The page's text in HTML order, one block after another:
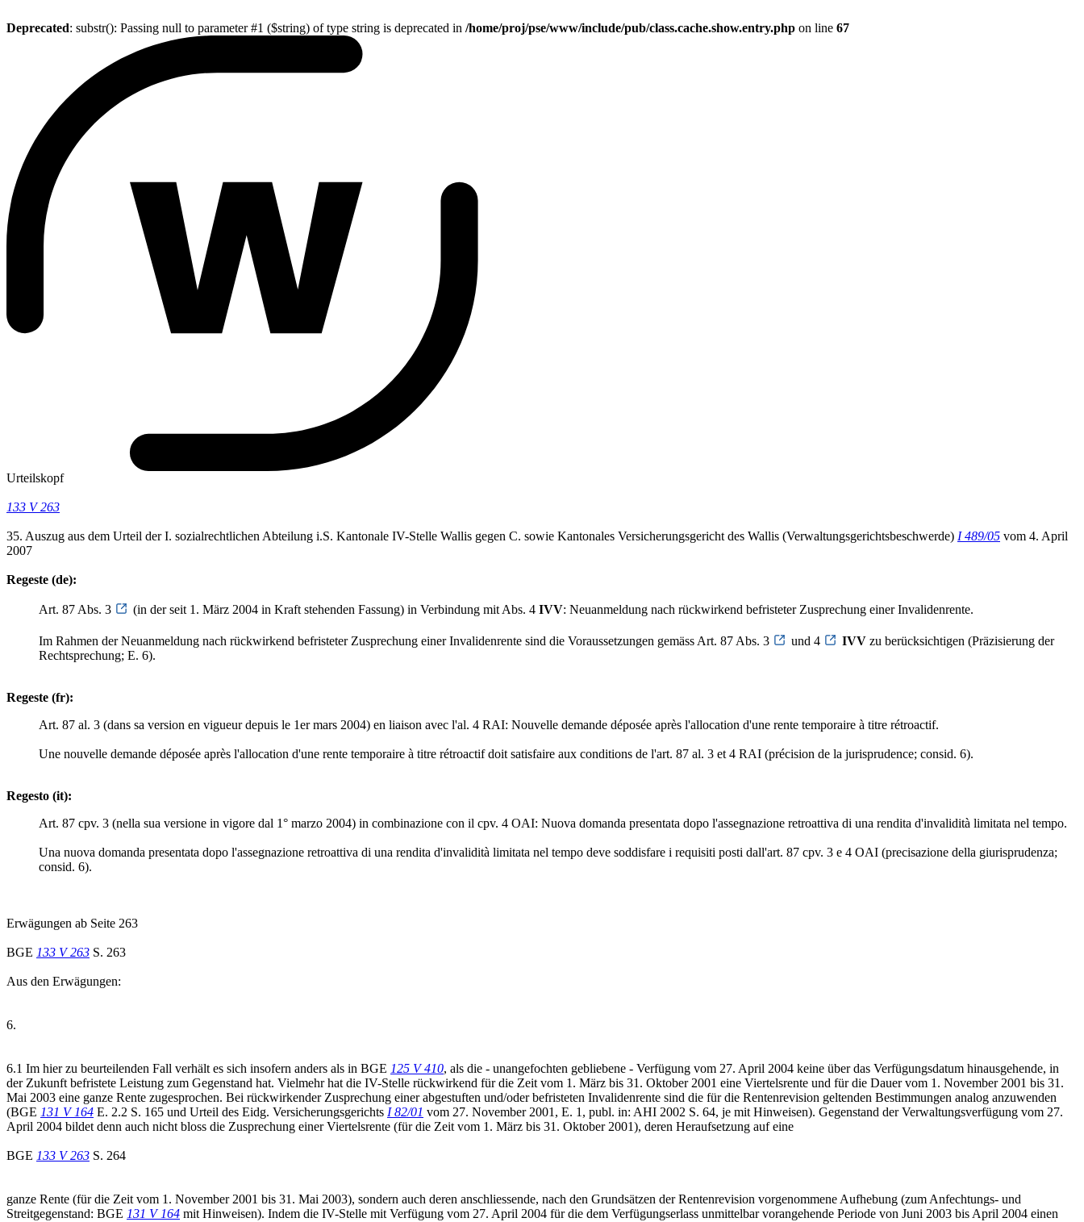
Deprecated: substr(): Passing null to parameter #1 ($string) of type string is deprecated in /home/proj/pse/www/include/pub/class.cache.show.entry.php on line 67
Urteilskopf
133 V 263
35. Auszug aus dem Urteil der I. sozialrechtlichen Abteilung i.S. Kantonale IV-Stelle Wallis gegen C. sowie Kantonales Versicherungsgericht des Wallis (Verwaltungsgerichtsbeschwerde) I 489/05 vom 4. April
2007
Regeste (de):
Art. 87 Abs. 3 (in der seit 1. März 2004 in Kraft stehenden Fassung) in Verbindung mit Abs. 4 IVV: Neuanmeldung nach rückwirkend befristeter Zusprechung einer Invalidenrente.
Im Rahmen der Neuanmeldung nach rückwirkend befristeter Zusprechung einer Invalidenrente sind die Voraussetzungen gemäss Art. 87 Abs. 3 und 4 IVV zu berücksichtigen (Präzisierung der
Rechtsprechung; E. 6).
Regeste (fr):
Art. 87 al. 3 (dans sa version en vigueur depuis le 1er mars 2004) en liaison avec l'al. 4 RAI: Nouvelle demande déposée après l'allocation d'une rente temporaire à titre rétroactif.
Une nouvelle demande déposée après l'allocation d'une rente temporaire à titre rétroactif doit satisfaire aux conditions de l'art. 87 al. 3 et 4 RAI (précision de la jurisprudence; consid. 6).
Regesto (it):
Art. 87 cpv. 3 (nella sua versione in vigore dal 1° marzo 2004) in combinazione con il cpv. 4 OAI: Nuova domanda presentata dopo l'assegnazione retroattiva di una rendita d'invalidità limitata nel tempo.
Una nuova domanda presentata dopo l'assegnazione retroattiva di una rendita d'invalidità limitata nel tempo deve soddisfare i requisiti posti dall'art. 87 cpv. 3 e 4 OAI (precisazione della giurisprudenza;
consid. 6).
Erwägungen ab Seite 263
BGE 133 V 263 S. 263
Aus den Erwägungen:
6.
6.1 Im hier zu beurteilenden Fall verhält es sich insofern anders als in BGE 125 V 410, als die - unangefochten gebliebene - Verfügung vom 27. April 2004 keine über das Verfügungsdatum hinausgehende, in
der Zukunft befristete Leistung zum Gegenstand hat. Vielmehr hat die IV-Stelle rückwirkend für die Zeit vom 1. März bis 31. Oktober 2001 eine Viertelsrente und für die Dauer vom 1. November 2001 bis 31.
Mai 2003 eine ganze Rente zugesprochen. Bei rückwirkender Zusprechung einer abgestuften und/oder befristeten Invalidenrente sind die für die Rentenrevision geltenden Bestimmungen analog anzuwenden
(BGE 131 V 164 E. 2.2 S. 165 und Urteil des Eidg. Versicherungsgerichts I 82/01 vom 27. November 2001, E. 1, publ. in: AHI 2002 S. 64, je mit Hinweisen). Gegenstand der Verwaltungsverfügung vom 27.
April 2004 bildet denn auch nicht bloss die Zusprechung einer Viertelsrente (für die Zeit vom 1. März bis 31. Oktober 2001), deren Heraufsetzung auf eine
BGE 133 V 263 S. 264
ganze Rente (für die Zeit vom 1. November 2001 bis 31. Mai 2003), sondern auch deren anschliessende, nach den Grundsätzen der Rentenrevision vorgenommene Aufhebung (zum Anfechtungs- und
Streitgegenstand: BGE 131 V 164 mit Hinweisen). Indem die IV-Stelle mit Verfügung vom 27. April 2004 für die dem Verfügungserlass unmittelbar vorangehende Periode von Juni 2003 bis April 2004 einen